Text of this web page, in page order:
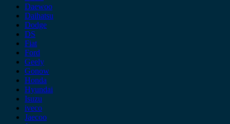
Daewoo
Daihatsu
Dodge
DS
Fiat
Ford
Geely
Gonow
Honda
Hyundai
Isuzu
iveco
Jaecoo